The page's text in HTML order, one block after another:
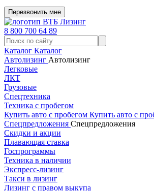
Перезвонить мне
8 800 700 64 89
Каталог Каталог
Автолизинг Автолизинг
Легковые
ЛКТ
Грузовые
Спецтехника
Техника с пробегом
Купить авто с пробегом Купить авто с
Спецпредложения Спецпредложения
Скидки и акции
Плавающая ставка
Госпрограммы
Техника в наличии
Экспресс-лизинг
Такси в лизинг
Лизинг с правом выкупа